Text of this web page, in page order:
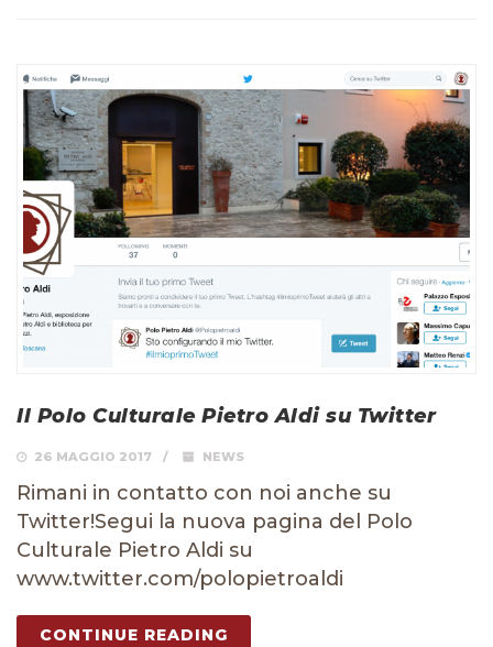
Il Polo Culturale Pietro Aldi su Twitter
26 MAGGIO 2017 NEWS
Rimani in contatto con noi anche su
Twitter!Segui la nuova pagina del Polo
Culturale Pietro Aldi su
www.twitter.com/polopietroaldi
CONTINUE READING